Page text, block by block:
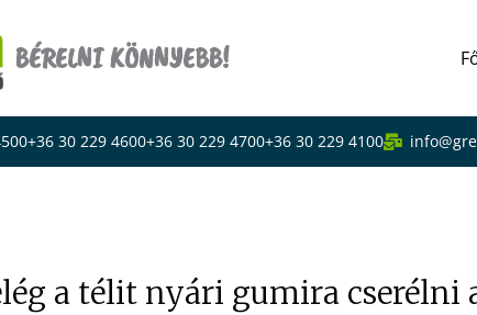
BÉRELNI KÖNNYEBB!
+36 30 229 4600+36 30 229 4700+36 30 229 4100
a télit nyári gumira cserélni